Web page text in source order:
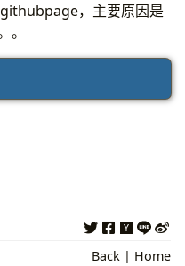
，主要原因是
。
Back | Home